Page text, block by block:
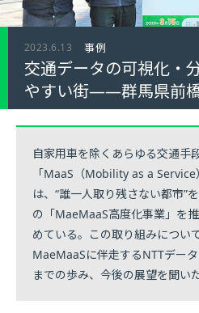
2023.6.13 事例
交通データの可視化・
やすい街――群馬県前橋
自家用車を除くあらゆる交通手
「MaaS（Mobility as a
は、“誰一人取り残さない都市”
の「MaeMaaS高度化事業」を
めている。この取り組みについ
MaeMaaSに伴走するNTTデー
までの歩み、今後の展望を聞いた